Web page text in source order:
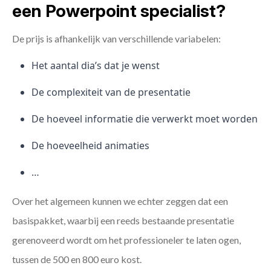
een Powerpoint specialist?
De prijs is afhankelijk van verschillende variabelen:
Het aantal dia’s dat je wenst
De complexiteit van de presentatie
De hoeveel informatie die verwerkt moet worden
De hoeveelheid animaties
…
Over het algemeen kunnen we echter zeggen dat een
basispakket, waarbij een reeds bestaande presentatie
gerenoveerd wordt om het professioneler te laten ogen,
tussen de 500 en 800 euro kost.